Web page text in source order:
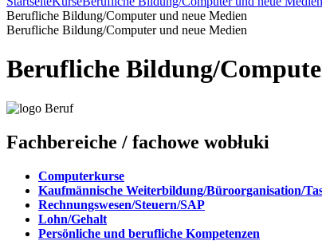
Berufliche Bildung/Computer und neue Medien
Berufliche Bildung/Computer und neue Medien
Berufliche Bildung/
Fachbereiche / fachowe wobłuki
Computerkurse
Kaufmännische Weiterbildung/Büroorganisation/
Rechnungswesen/Steuern/SAP
Lohn/Gehalt
Persönliche und berufliche Kompetenzen